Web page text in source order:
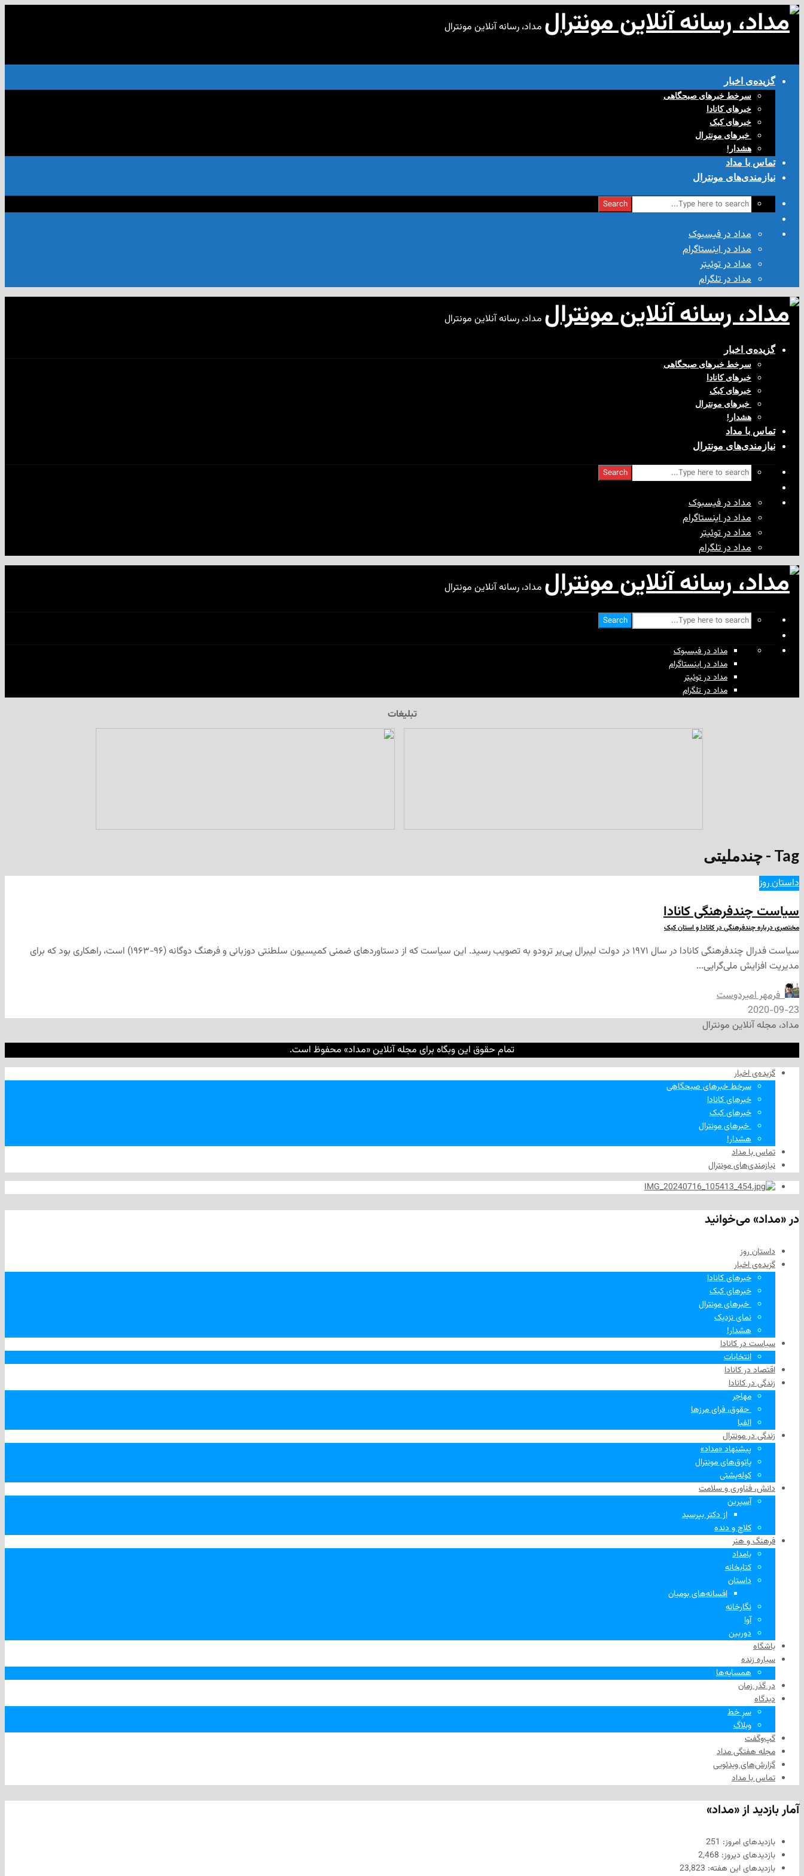
مداد، رسانه آنلاین مونترال
گزیده‌ی‌ اخبار
سرخط خبرهای صبحگاهی
خبرهای کانادا
خبرهای کبک
‌ خبرهای مونترال
هشدار!
تماس با مداد
نیازمندی‌های مونترال
Search
مداد در فیسبوک
مداد در اینستاگرام
مداد در توئیتر
مداد در تلگرام
مداد، رسانه آنلاین مونترال
گزیده‌ی‌ اخبار
سرخط خبرهای صبحگاهی
خبرهای کانادا
خبرهای کبک
‌ خبرهای مونترال
هشدار!
تماس با مداد
نیازمندی‌های مونترال
Search
مداد در فیسبوک
مداد در اینستاگرام
مداد در توئیتر
مداد در تلگرام
مداد، رسانه آنلاین مونترال
Search
مداد در فیسبوک
مداد در اینستاگرام
مداد در توئیتر
مداد در تلگرام
تبلیغات
Tag - چندملیتی
داستان روز
سیاست چندفرهنگی کانادا
مختصری درباره چندفرهنگی در کانادا و استان کبک
سیاست فدرال چندفرهنگی کانادا در سال ۱۹۷۱ در دولت لیبرال پی‌یر ترودو به تصویب رسید. این سیاست که از دستاوردهای ضمنی کمیسیون سلطنتی دوزبانی و فرهنگ دوگانه (۹۶-۱۹۶۳) است، راهکاری بود که برای
مدیریت افزایش ملی‌گرایی...
‌ فرمهر امیردوست
2020-09-23
مداد، مجله آنلاین مونترال
تمام حقوق این وبگاه برای مجله آنلاین «مداد» محفوظ است.
گزیده‌ی‌ اخبار
سرخط خبرهای صبحگاهی
خبرهای کانادا
خبرهای کبک
‌ خبرهای مونترال
هشدار!
تماس با مداد
نیازمندی‌های مونترال
در «مداد» می‌خوانید
داستان روز
گزیده‌ی‌ اخبار
خبرهای کانادا
خبرهای کبک
‌ خبرهای مونترال
نمای نزدیک
هشدار!
سیاست در کانادا
انتخابات
اقتصاد در کانادا
زندگی در کانادا
مهاجر
‌ حقوق، فرای مرزها
الفبا
زندگی در مونترال
پیشنهاد «مداد»
پاتوق‌های مونترال
کوله‌پشتی
دانش، فناوری و سلامت
آسپرین
از دکتر بپرسید
کلاچ و دنده
فرهنگ و هنر
بامداد
کتابخانه
داستان
افسانه‌های بومیان
نگارخانه
آوا
دوربین
باشگاه
سیاره زنده
همسایه‌ها
در گذر زمان
دیدگاه
سرِ خط
وبلاگ
گپ‌وگفت
مجله هفتگی مداد
گزارش‌های ویدئویی
تماس با مداد
آمار بازدید از «مداد»
بازدیدهای امروز: 251
بازدیدهای دیروز: 2,468
بازدیدهای این هفته: 23,823